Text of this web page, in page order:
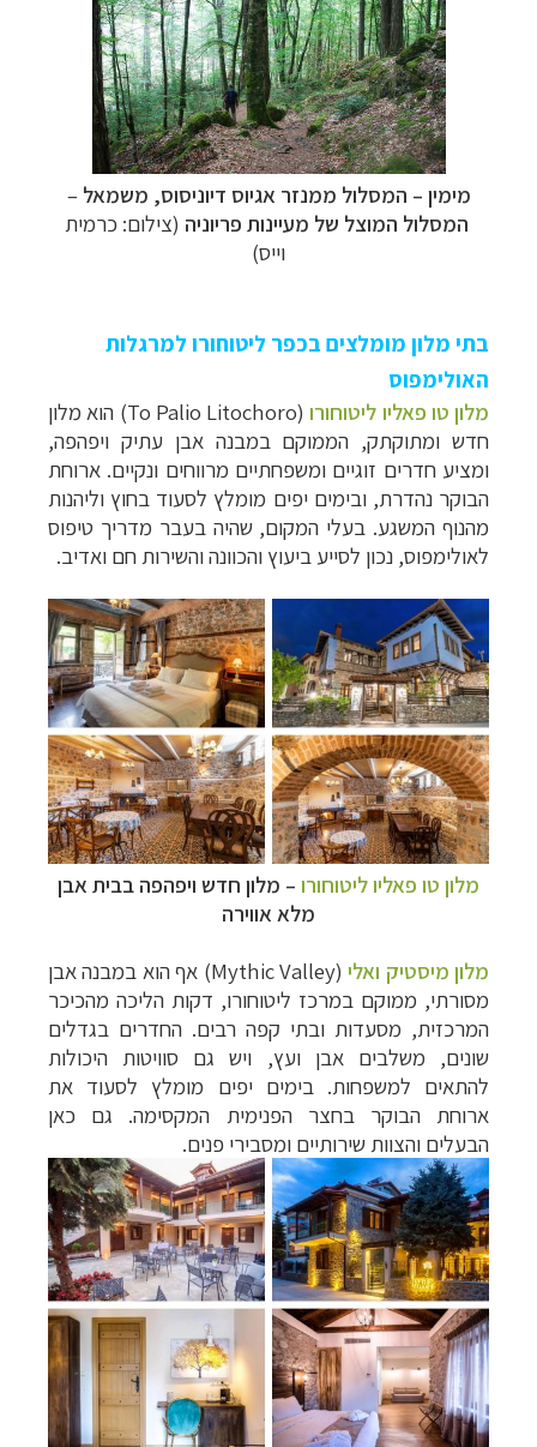
מימין – המסלול ממנזר אגיוס דיוניסוס, משמאל –
המסלול המוצל של מעיינות פריוניה (צילום: כרמית
וייס)
בתי מלון מומלצים בכפר ליטוחורו למרגלות
האולימפוס
מלון טו פאליו ליטוחורו(
To Palio Litochoro) הוא מלון
חדש ומתוקתק, הממוקם במבנה אבן עתיק ויפהפה,
ומציע חדרים זוגיים ומשפחתיים מרווחים ונקיים. ארוחת
הבוקר נהדרת, ובימים יפים מומלץ לסעוד בחוץ וליהנות
מהנוף המשגע. בעלי המקום, שהיה בעבר מדריך טיפוס
לאולימפוס, נכון לסייע ביעוץ והכוונה והשירות חם ואדיב.
מלון טו פאליו ליטוחורו – מלון חדש ויפהפה בבית אבן
מלא אווירה
מלון מיסטיק ואלי
(Mythic Valley) אף הוא במבנה אבן
מסורתי, ממוקם במרכז ליטוחורו, דקות הליכה מהכיכר
המרכזית, מסעדות ובתי קפה רבים. החדרים בגדלים
שונים, משלבים אבן ועץ, ויש גם סוויטות היכולות
להתאים למשפחות. בימים יפים מומלץ לסעוד את
ארוחת הבוקר בחצר הפנימית המקסימה. גם כאן
הבעלים והצוות שירותיים ומסבירי פנים.